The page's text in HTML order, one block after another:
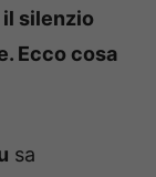
silenzio
Ecco cosa
sa